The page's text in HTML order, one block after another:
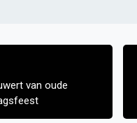
van oude